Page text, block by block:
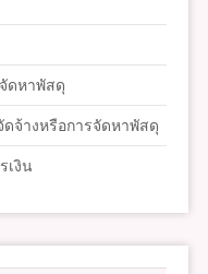
ดหาพัสดุ
จ้างหรือการจัดหาพัสดุ
เงิน